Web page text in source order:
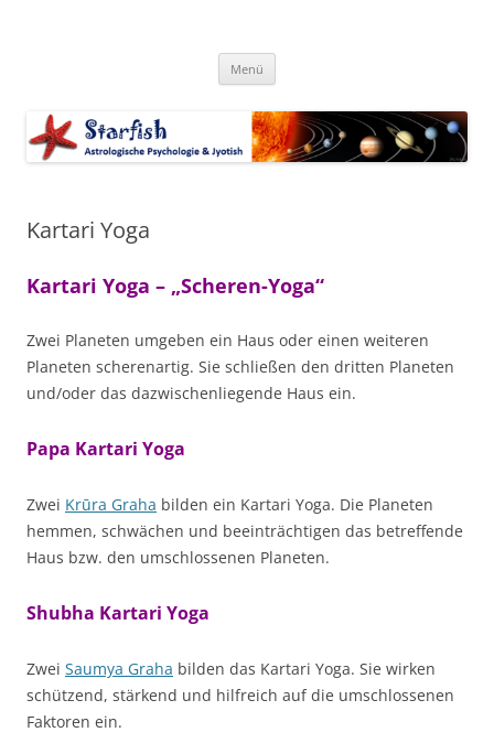
Menü
Kartari Yoga
Kartari Yoga – „Scheren-Yoga“
Zwei Planeten umgeben ein Haus oder einen weiteren
Planeten scherenartig. Sie schließen den dritten Planeten
und/oder das dazwischenliegende Haus ein.
Papa Kartari Yoga
Zwei Krūra Graha bilden ein Kartari Yoga. Die Planeten
hemmen, schwächen und beeinträchtigen das betreffende
Haus bzw. den umschlossenen Planeten.
Shubha Kartari Yoga
Zwei Saumya Graha bilden das Kartari Yoga. Sie wirken
schützend, stärkend und hilfreich auf die umschlossenen
Faktoren ein.